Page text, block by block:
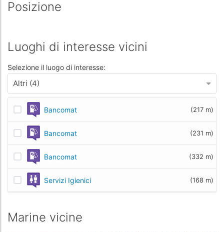
Posizione
Luoghi di interesse vicini
Selezione il luogo di interesse:
Altri (4)
Bancomat (217 m)
Bancomat (231 m)
Bancomat (332 m)
Servizi Igienici (168 m)
Marine vicine